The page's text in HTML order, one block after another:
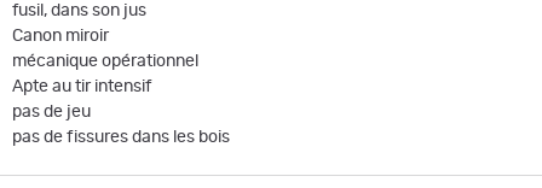
fusil, dans son jus
Canon miroir
mécanique opérationnel
Apte au tir intensif
pas de jeu
pas de fissures dans les bois